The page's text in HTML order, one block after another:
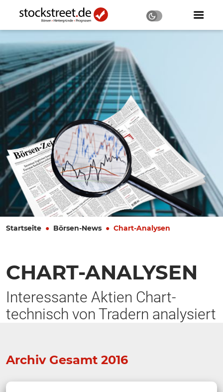
Startseite Börsen-News Chart-Analysen
CHART-ANALYSEN
Interessante Aktien Chart-
technisch von Tradern analysiert
Archiv Gesamt 2016